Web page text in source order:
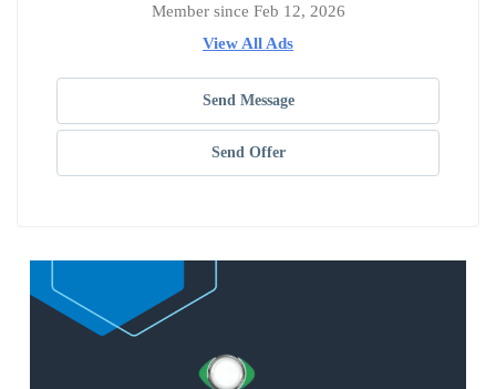
Member since Feb 12, 2026
View All Ads
Send Message
Send Offer